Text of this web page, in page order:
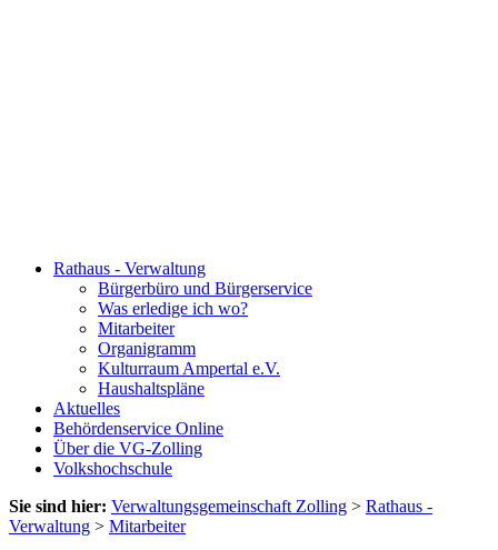
Rathaus - Verwaltung
Bürgerbüro und Bürgerservice
Was erledige ich wo?
Mitarbeiter
Organigramm
Kulturraum Ampertal e.V.
Haushaltspläne
Aktuelles
Behördenservice Online
Über die VG-Zolling
Volkshochschule
Sie sind hier: Verwaltungsgemeinschaft Zolling > Rathaus -
Verwaltung > Mitarbeiter